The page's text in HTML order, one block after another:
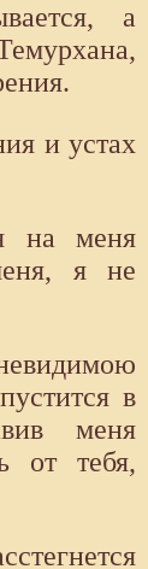
а
и устах
на меня
я не
в
меня
от тебя,